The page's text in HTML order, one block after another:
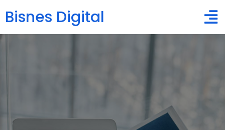
Bisnes Digital